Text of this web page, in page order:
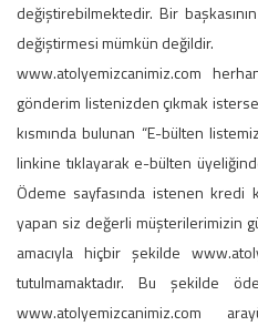
değiştirebilmektedir. Bir
değiştirmesi mümkün değildir.
www.atolyemizcanimiz.com
gönderim listenizden çıkmak
kısmında bulunan “E-bülten
linkine tıklayarak e-bülten
Ödeme sayfasında istenen kredi
yapan siz değerli müşterilerimizin
amacıyla hiçbir şekilde
tutulmamaktadır. Bu şekilde
www.atolyemizcanimiz.com